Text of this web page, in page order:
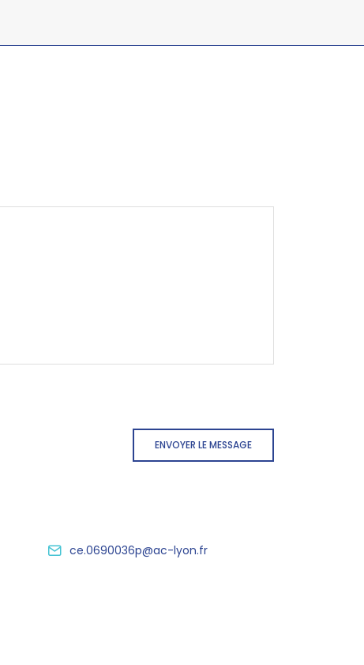
ENVOYER LE MESSAGE
ce.0690036p@ac-lyon.fr